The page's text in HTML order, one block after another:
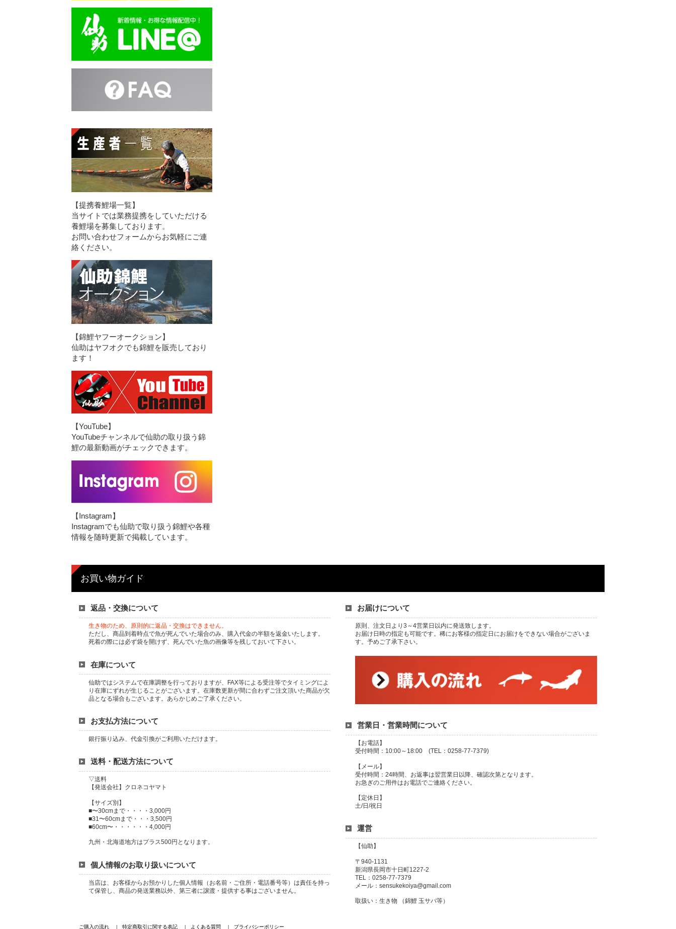
【提携養鯉場一覧】
当サイトでは業務提携をしていただける
養鯉場を募集しております。
お問い合わせフォームからお気軽にご連
絡ください。
【錦鯉ヤフーオークション】
仙助はヤフオクでも錦鯉を販売しており
ます！
【YouTube】
YouTubeチャンネルで仙助の取り扱う錦
鯉の最新動画がチェックできます。
【Instagram】
Instagramでも仙助で取り扱う錦鯉や各種
情報を随時更新で掲載しています。
お買い物ガイド
返品・交換について
生き物のため、原則的に返品・交換はできません。
ただし、商品到着時点で魚が死んでいた場合のみ、購入代金の半額を返金いたします。
死着の際には必ず袋を開けず、死んでいた魚の画像等を残しておいて下さい。
在庫について
仙助ではシステムで在庫調整を行っておりますが、FAX等による受注等でタイミングによ
り在庫にずれが生じることがございます。在庫数更新が間に合わずご注文頂いた商品が欠
品となる場合もございます。あらかじめご了承ください。
お支払方法について
銀行振り込み、代金引換がご利用いただけます。
送料・配送方法について
▽送料
【発送会社】クロネコヤマト
【サイズ別】
■〜30cmまで・・・・3,000円
■31〜60cmまで・・・3,500円
■60cm〜・・・・・・4,000円
九州・北海道地方はプラス500円となります。
個人情報のお取り扱いについて
当店は、お客様からお預かりした個人情報（お名前・ご住所・電話番号等）は責任を持っ
て保管し、商品の発送業務以外、第三者に譲渡・提供する事はございません。
お届けについて
原則、注文日より3～4営業日以内に発送致します。
お届け日時の指定も可能です。稀にお客様の指定日にお届けをできない場合がございま
す。予めご了承下さい。
営業日・営業時間について
【お電話】
受付時間：10:00～18:00 (TEL：0258-77-7379)
【メール】
受付時間：24時間、お返事は翌営業日以降、確認次第となります。
お急ぎのご用件はお電話でご連絡ください。
【定休日】
土/日/祝日
運営
【仙助】
〒940-1131
新潟県長岡市十日町1227-2
TEL：0258-77-7379
メール：sensukekoiya@gmail.com
取扱い：生き物 （錦鯉 玉サバ等）
ご購入の流れ 特定商取引に関する表記 よくある質問 プライバシーポリシー